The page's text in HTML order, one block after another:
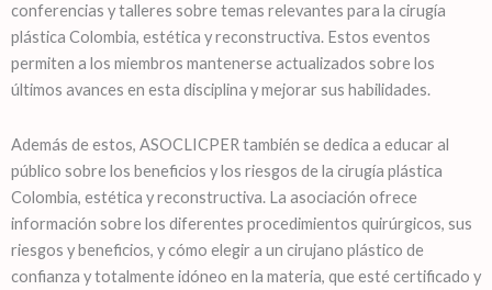
conferencias y talleres sobre temas relevantes para la cirugía
plástica Colombia, estética y reconstructiva. Estos eventos
permiten a los miembros mantenerse actualizados sobre los
últimos avances en esta disciplina y mejorar sus habilidades.
Además de estos, ASOCLICPER también se dedica a educar al
público sobre los beneficios y los riesgos de la cirugía plástica
Colombia, estética y reconstructiva. La asociación ofrece
información sobre los diferentes procedimientos quirúrgicos, sus
riesgos y beneficios, y cómo elegir a un cirujano plástico de
confianza y totalmente idóneo en la materia, que esté certificado y